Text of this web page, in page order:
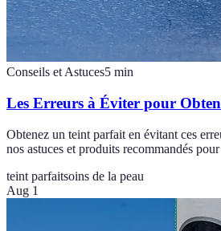
Conseils et Astuces5 min
Les Erreurs à Éviter pour
Obtenez un teint parfait en évitant ces
nos astuces et produits recommandés
teint parfaitsoins de la peau
Aug 1